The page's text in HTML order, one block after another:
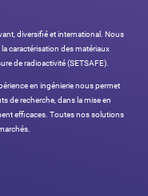
diversifié et international. Nous
caractérisation des matériaux
de radioactivité (SETSAFE).
en ingénierie nous permet
de recherche, dans la mise en
efficaces. Toutes nos solutions